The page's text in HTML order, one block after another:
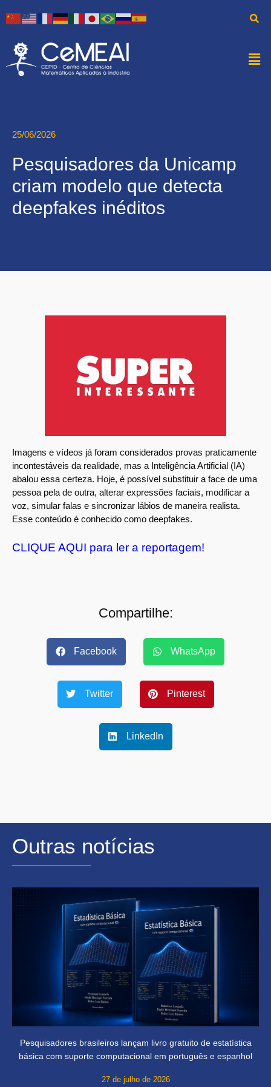
25/06/2026
Pesquisadores da Unicamp
criam modelo que detecta
deepfakes inéditos
Imagens e vídeos já foram considerados provas praticamente
incontestáveis da realidade, mas a Inteligência Artificial (IA)
abalou essa certeza. Hoje, é possível substituir a face de uma
pessoa pela de outra, alterar expressões faciais, modificar a
voz, simular falas e sincronizar lábios de maneira realista.
Esse conteúdo é conhecido como deepfakes.
CLIQUE AQUI para ler a reportagem!
Compartilhe:
Facebook WhatsApp
Twitter Pinterest
LinkedIn
Outras notícias
Pesquisadores brasileiros lançam livro gratuito de estatística
básica com suporte computacional em português e espanhol
27 de julho de 2026